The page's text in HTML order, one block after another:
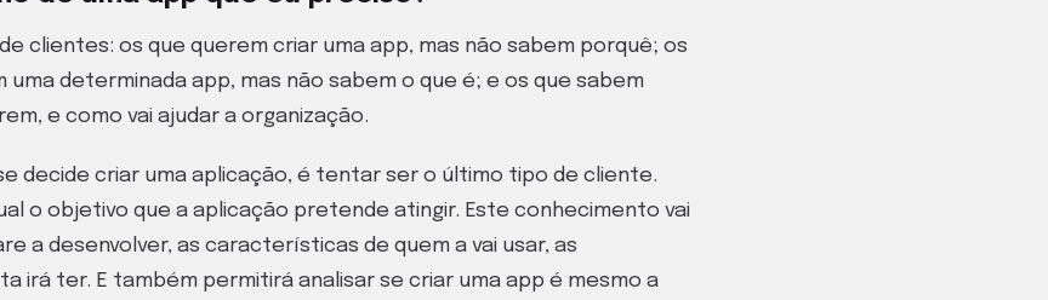
clientes: os que querem criar uma app, mas não sabem porquê; os
uma determinada app, mas não sabem o que é; e os que sabem
e como vai ajudar a organização.
decide criar uma aplicação, é tentar ser o último tipo de cliente.
o objetivo que a aplicação pretende atingir. Este conhecimento vai
a desenvolver, as características de quem a vai usar, as
irá ter. E também permitirá analisar se criar uma app é mesmo a